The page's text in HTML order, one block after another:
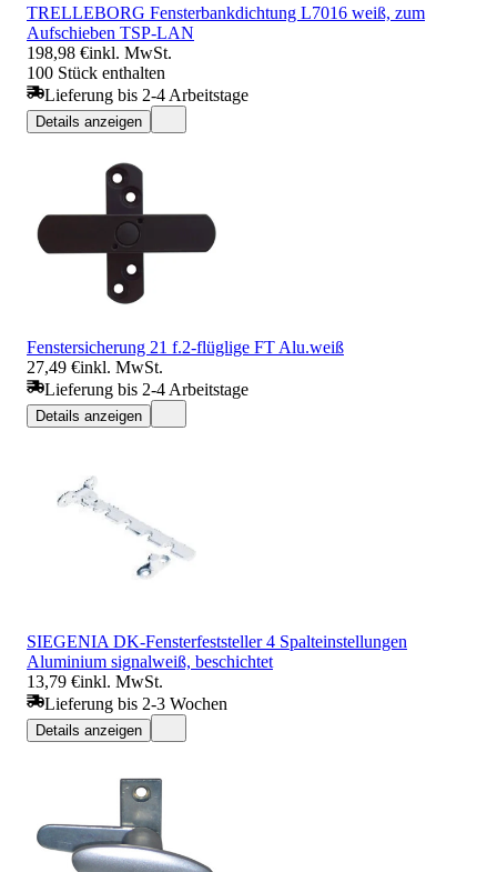
TRELLEBORG Fensterbankdichtung L7016 weiß, zum
Aufschieben TSP-LAN
198,98 €inkl. MwSt.
100 Stück enthalten
Lieferung bis 2-4 Arbeitstage
Details anzeigen
Fenstersicherung 21 f.2-flüglige FT Alu.weiß
27,49 €inkl. MwSt.
Lieferung bis 2-4 Arbeitstage
Details anzeigen
SIEGENIA DK-Fensterfeststeller 4 Spalteinstellungen
Aluminium signalweiß, beschichtet
13,79 €inkl. MwSt.
Lieferung bis 2-3 Wochen
Details anzeigen